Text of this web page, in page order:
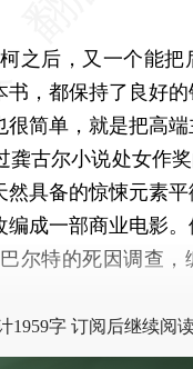
后，又一个能把
，都保持了良好
简单，就是把高
龚古尔小说处女作
然具备的惊悚元素
成一部商业电影
尔特的死因调查，
1959字 订阅后继续阅